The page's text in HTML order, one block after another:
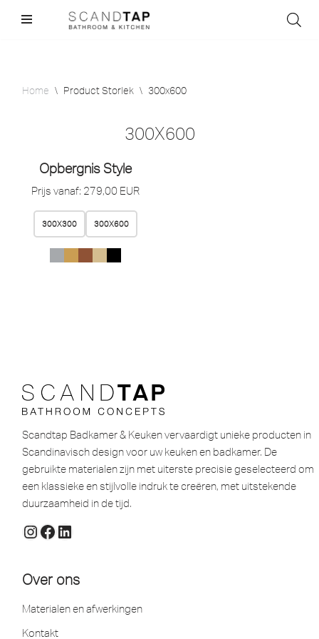
Home \ Product Storlek \ 300x600
300X600
Opbergnis Style
Prijs vanaf: 279,00 EUR
300X300 300X600
Scandtap Badkamer & Keuken vervaardigt unieke producten in
Scandinavisch design voor uw keuken en badkamer. De
gebruikte materialen zijn met uiterste precisie geselecteerd om
een ​​klassieke en stijlvolle indruk te creëren, met uitstekende
duurzaamheid in de tijd.
Over ons
Materialen en afwerkingen
Kontakt